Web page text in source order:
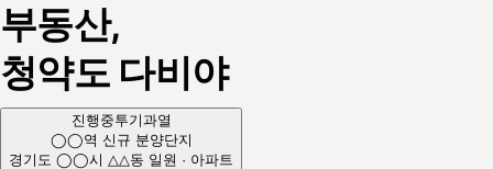
부동산,
청약도 다비야
진행중투기과열
◯◯역 신규 분양단지
경기도 ◯◯시 △△동 일원 · 아파트